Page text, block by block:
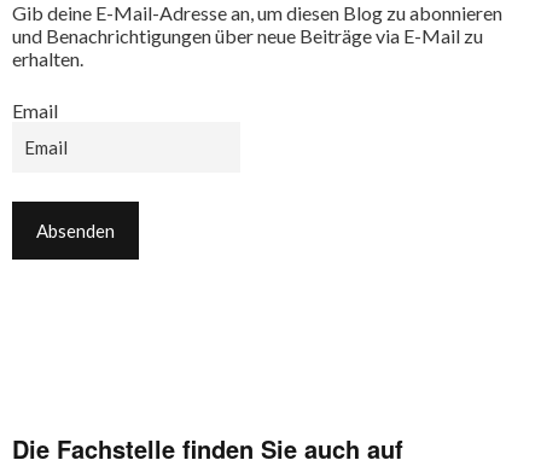
Gib deine E-Mail-Adresse an, um diesen Blog zu abonnieren
und Benachrichtigungen über neue Beiträge via E-Mail zu
erhalten.
Email
Die Fachstelle finden Sie auch auf